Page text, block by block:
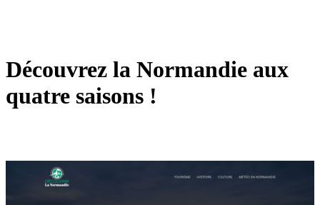
Découvrez la Normandie aux
quatre saisons !